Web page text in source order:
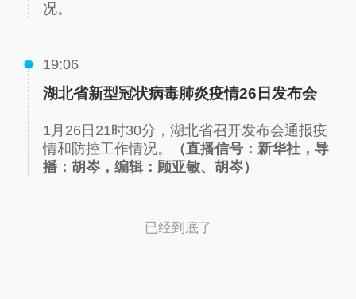
况。
19:06
湖北省新型冠状病毒肺炎疫情26日发布会
1月26日21时30分，湖北省召开发布会通报疫
情和防控工作情况。
（直播信号：新华社，导
播：胡岑，编辑：顾亚敏、胡岑）
已经到底了